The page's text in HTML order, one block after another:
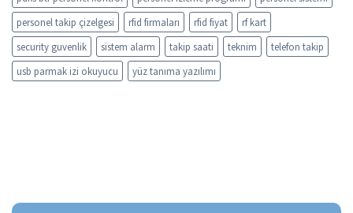
personel takip çizelgesi
rfid firmaları rfid fiyat
rf kart
security guvenlik
sistem alarm takip saati teknim
telefon takip
usb parmak izi okuyucu
yüz tanıma yazılımı